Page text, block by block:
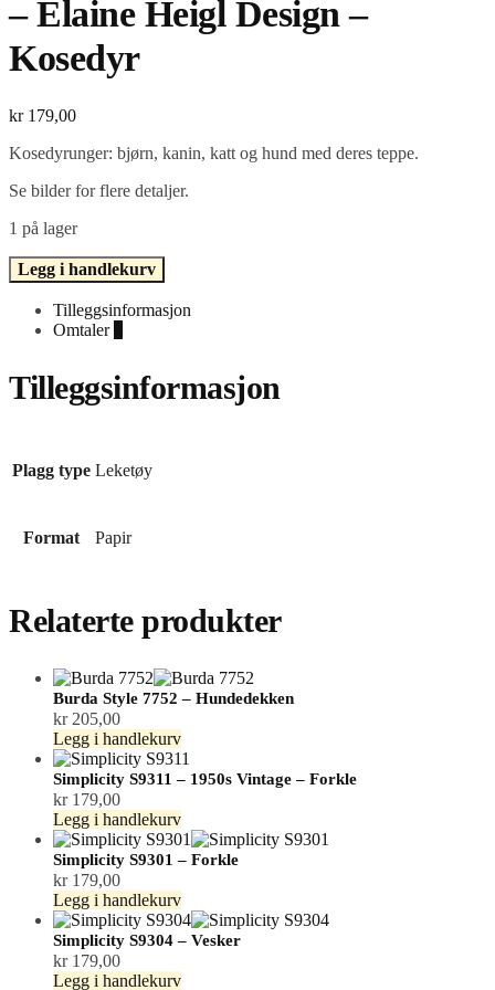
– Elaine Heigl Design –
Kosedyr
kr179,00
Kosedyrunger: bjørn, kanin, katt og hund med deres teppe.
Se bilder for flere detaljer.
1 på lager
Simplicity
S9838
easy-
-
Elaine
-
Kosedyr
Legg i handlekurv
Tilleggsinformasjon
Omtaler
Tilleggsinformasjon
Plagg type Leketøy
Format Papir
Relaterte produkter
Burda Style 7752 – Hundedekken
kr205,00
Legg i handlekurv
Simplicity S9311 – 1950s Vintage – Forkle
kr179,00
Legg i handlekurv
Simplicity S9301 – Forkle
kr179,00
Legg i handlekurv
Simplicity S9304 – Vesker
kr179,00
Legg i handlekurv